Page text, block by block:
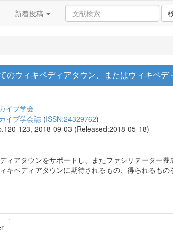
新着投稿
のウィキペディアタウン、またはウィキペ
イブ学会
イブ学会誌 (ISSN:24329762)
123, 2018-09-03 (Released:2018-05-18)
ィアタウンをサポートし、またファシリテーター
キペディアタウンに期待されるもの、得られるもの